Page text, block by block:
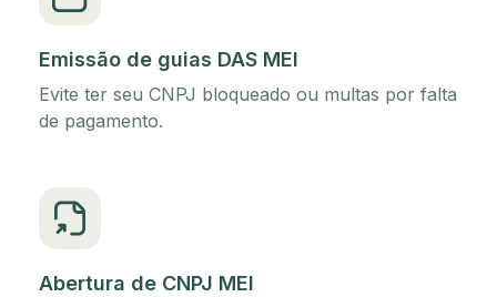
Emissão de guias DAS MEI
Evite ter seu CNPJ bloqueado ou multas por falta
de pagamento.
Abertura de CNPJ MEI